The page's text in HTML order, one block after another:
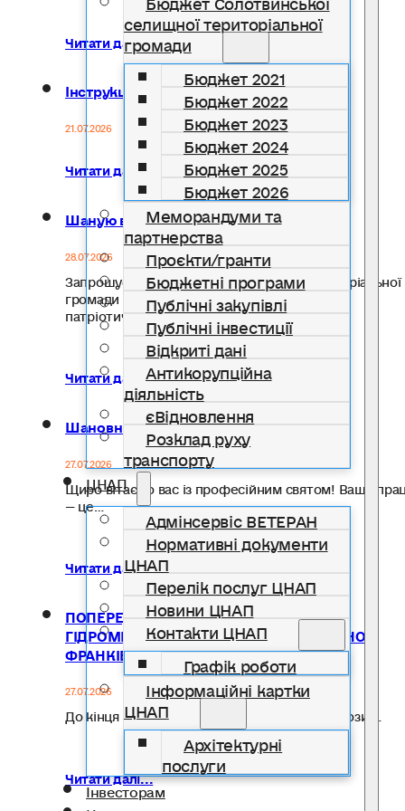
селищної територіальної
громади
Бюджет 2021
Бюджет 2022
Бюджет 2023
Бюджет 2024
Бюджет 2025
Бюджет 2026
Меморандуми та
партнерства
Проєкти/гранти
Бюджетні програми
Публічні закупівлі
Публічні інвестиції
Відкриті дані
Антикорупційна
діяльність
єВідновлення
Розклад руху
транспорту
ЦНАП
Адмінсервіс ВЕТЕРАН
Нормативні документи
ЦНАП
Перелік послуг ЦНАП
Новини ЦНАП
Контакти ЦНАП
Графік роботи
Інформаційні картки
ЦНАП
Архітектурні
послуги
Інвесторам
Читати далі...
Інструкції з безпеки
21.07.2026
Читати далі...
Шаную воїнів, біжу за Героїв України!
28.07.2026
Запрошуємо жителів Солотвинської територіальної
громади долучитися до Всеукраїнського
патріотичного забігу…
Читати далі...
Шановні медичні працівники!
27.07.2026
Щиро вітаємо вас із професійним святом! Ваша
— це…
Читати далі...
ПОПЕРЕДЖЕННЯ ПРО НЕБЕЗПЕЧНІ
ГІДРОМЕТЕОРОЛОГІЧНІ ЯВИЩА ПО ІВАНО-
ФРАНКІВСЬКІЙ ОБЛАСТІ
27.07.2026
До кінця дня 27 липня по області та місту грози,…
Читати далі...